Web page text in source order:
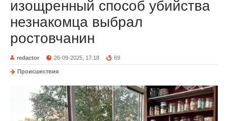
изощренный способ убийства
незнакомца выбрал
ростовчанин
redactor 26-09-2025, 17:18 69
Происшествия